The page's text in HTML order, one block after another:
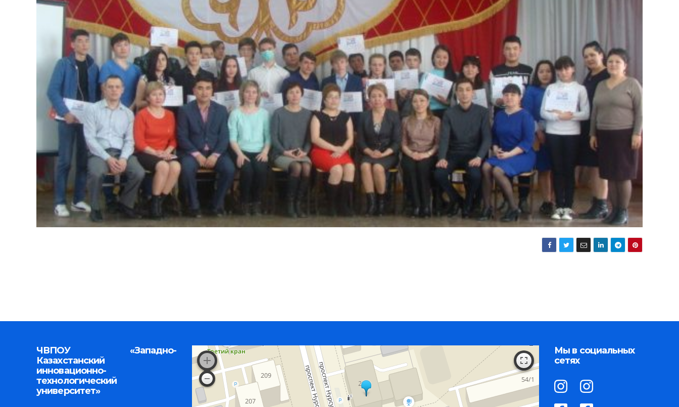
ЧВПОУ «Западно-
Казахстанский
инновационно-
технологический
университет»
Мы в социальных
сетях